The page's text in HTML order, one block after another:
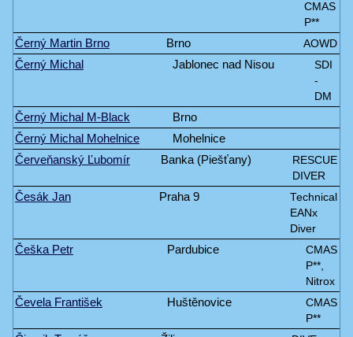
CMAS
P**
Černý Martin Brno Brno AOWD
Černý Michal Jablonec nad Nisou
SDI
-
DM
Černý Michal M-Black
Brno
Černý Michal Mohelnice
Mohelnice
Červeňanský Ľubomír
Banka (Piešťany)
RESCUE
DIVER
Česák Jan Praha 9
Technical
EANx
Diver
Češka Petr Pardubice
CMAS
P**,
Nitrox
Čevela František Huštěnovice
CMAS
P**